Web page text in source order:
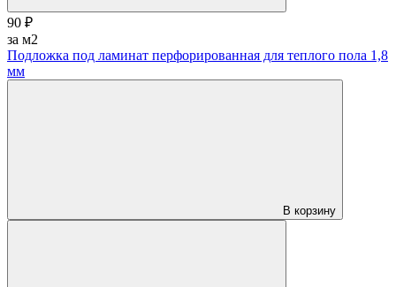
90 ₽
за м2
Подложка под ламинат перфорированная для теплого пола 1,8
мм
В корзину